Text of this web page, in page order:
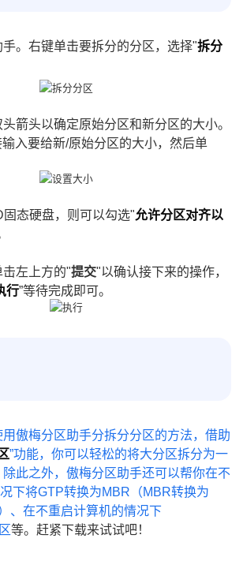
。右键单击要拆分的分区，选择"拆分
箭头以确定原始分区和新分区的大小。
入要给新/原始分区的大小，然后单
态硬盘，则可以勾选"允许分区对齐以
左上方的"提交"以确认接下来的操作，
行”等待完成即可。
傲梅分区助手分拆分分区的方法，借助
”功能，你可以轻松的将大分区拆分为一
此之外，傲梅分区助手还可以帮你在不
下将GTP转换为MBR（MBR转换为
、在不重启计算机的情况下
等。赶紧下载来试试吧！